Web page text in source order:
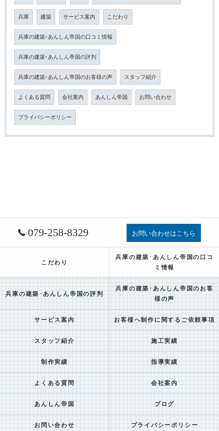
兵庫 建築 サービス案内 こだわり
兵庫の建築･あんしん帝国の口コミ情報
兵庫の建築･あんしん帝国の評判
兵庫の建築･あんしん帝国のお客様の声 スタッフ紹介
よくある質問 会社案内 あんしん帝国 お問い合わせ
プライバシーポリシー
079-258-8329 お問い合わせはこちら
こだわり
兵庫の建築･あんしん帝国の口コ
ミ情報
兵庫の建築･あんしん帝国の評判
兵庫の建築･あんしん帝国のお客
様の声
サービス案内 お客様へ制作に関するご依頼事項
スタッフ紹介 施工実績
制作実績 指導実績
よくある質問 会社案内
あんしん帝国 ブログ
お問い合わせ プライバシーポリシー